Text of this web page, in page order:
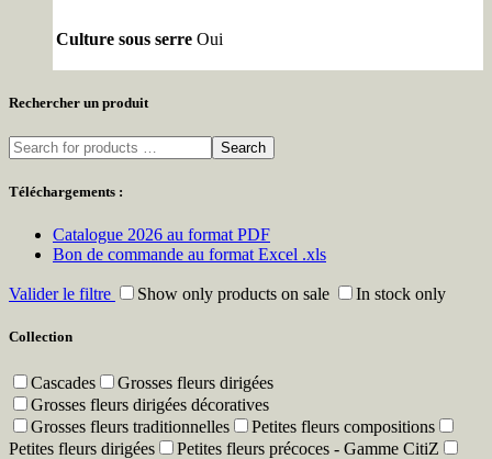
Culture sous serre Oui
Rechercher un produit
Search
Téléchargements :
Catalogue 2026 au format PDF
Bon de commande au format Excel .xls
Valider le filtre Show only products on sale In stock only
Collection
Cascades
Grosses fleurs dirigées
Grosses fleurs dirigées décoratives
Grosses fleurs traditionnelles
Petites fleurs compositions
Petites fleurs dirigées
Petites fleurs précoces - Gamme CitiZ